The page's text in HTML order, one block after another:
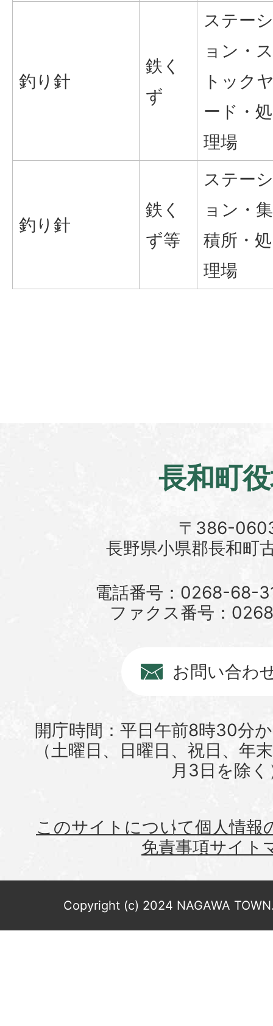
釣り針
鉄く
ず
ステーシ
ョン・ス
トック
ード・処
理場
釣り針
鉄く
ず等
ステーシ
ョン・集
積所・処
理場
長和町
〒386-
長野県小県郡長和町
電話番号：0268-68-
ファクス番号：
お問い合わ
開庁時間：平日午前8時30分
（土曜日、日曜日、祝日、年
月3日を除く
このサイトについて個人情報
免責事項サイト
Copyright (c) 2024 NAGAWA